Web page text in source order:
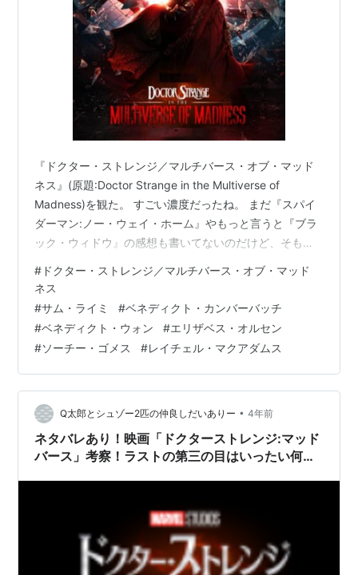
『ドクター・ストレンジ／マルチバース・オブ・マッド
ネス』(原題:Doctor Strange in the Multiverse of
Madness)を観た。 すごい濃度だったね。 まだ『スパイ
ダーマン:ノー・ウェイ・ホーム』やもっと言うと『ブラ
ック・ウィドウ』の感想も書いてないのだけど、そもそ
っと心にも時間にも余裕がなかったこともあり、どうい
ったです。 語るね。 ※この記事は映画『ドクター・スト
レンジ／マルチバース・オブ・マッドネス』のネタ…
# ドクター・ストレンジ／マルチバース・オブ・マッド
ネス
#サム・ライミ #ベネディクト・カンバーバッチ
#ベネディクト・ウォン #エリザベス・オルセン
#ソーチー・ゴメス #レイチェル・マクアダムス
Q太郎とシュゾー2匹の仲良しだいありー • 4年前
ネタバレあり！映画「ドクターストレンジ:マッド
バース」考察！ラストの第三の目はいったい何な